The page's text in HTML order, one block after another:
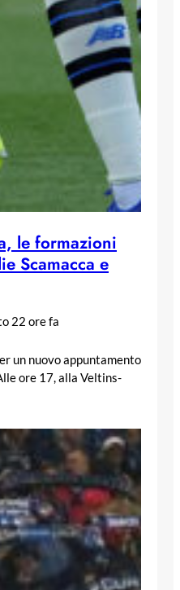
le formazioni
Scamacca e
22 ore fa
un nuovo appuntamento
ore 17, alla Veltins-